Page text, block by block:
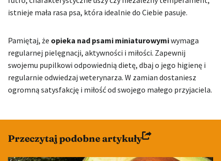
istnieje mała rasa psa, która idealnie do Ciebie pasuje.
Pamiętaj, że opieka nad psami miniaturowymiwymaga
regularnej pielęgnacji, aktywności i miłości. Zapewnij
swojemu pupilkowi odpowiednią dietę, dbaj o jego higienę i
regularnie odwiedzaj weterynarza. W zamian dostaniesz
ogromną satysfakcję i miłość od swojego małego przyjaciela.
Przeczytaj podobne artykuły